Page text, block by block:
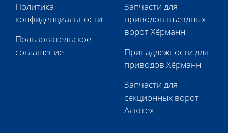
Политика
конфиденциальности
Пользовательское
соглашение
Запчасти для
приводов въездных
ворот Хёрманн
Принадлежности для
приводов Хёрманн
Запчасти для
секционных ворот
Алютех